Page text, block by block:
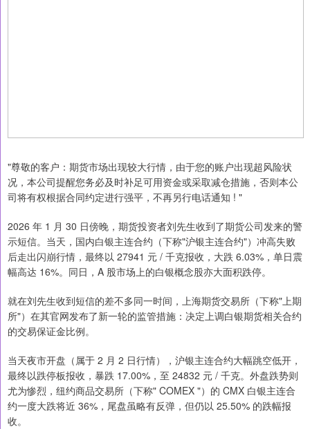
"尊敬的客户：期货市场出现较大行情，由于您的账户出现超风险状
况，本公司提醒您务必及时补足可用资金或采取减仓措施，否则本公
司将有权根据合同约定进行强平，不再另行电话通知 ! "
2026 年 1 月 30 日傍晚，期货投资者刘先生收到了期货公司发来的警
示短信。当天，国内白银主连合约（下称"沪银主连合约"）冲高失败
后走出闪崩行情，最终以 27941 元 / 千克报收，大跌 6.03%，单日震
幅高达 16%。同日，A 股市场上的白银概念股亦大面积跌停。
就在刘先生收到短信的差不多同一时间，上海期货交易所（下称"上期
所"）在其官网发布了新一轮的监管措施：决定上调白银期货相关合约
的交易保证金比例。
当天夜市开盘（属于 2 月 2 日行情），沪银主连合约大幅跳空低开，
最终以跌停板报收，暴跌 17.00%，至 24832 元 / 千克。外盘跌势则
尤为惨烈，纽约商品交易所（下称" COMEX "）的 CMX 白银主连合
约一度大跌将近 36%，尾盘虽略有反弹，但仍以 25.50% 的跌幅报
收。